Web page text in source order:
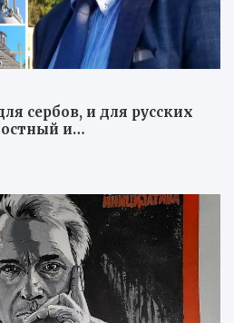
сербов, и для русских
и